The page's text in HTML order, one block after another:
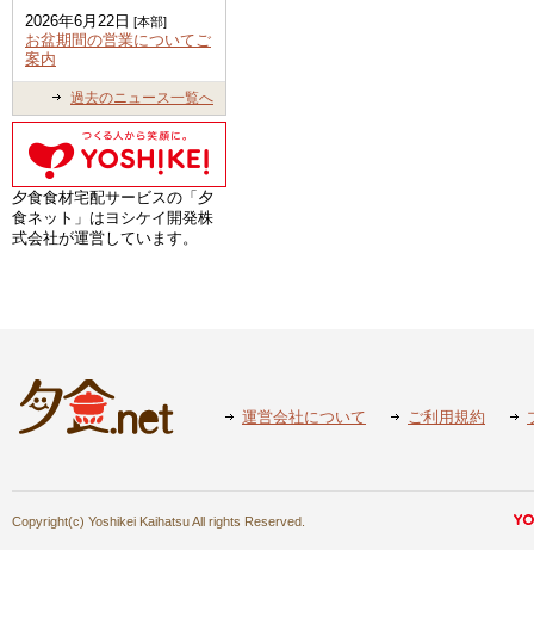
2026年6月22日 [本部]
お盆期間の営業についてご
案内
過去のニュース一覧へ
夕食食材宅配サービスの「夕
食ネット」はヨシケイ開発株
式会社が運営しています。
運営会社について ご利用規約
Copyright(c) Yoshikei Kaihatsu All rights Reserved.